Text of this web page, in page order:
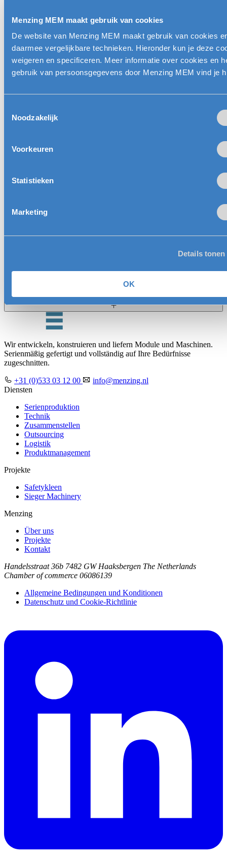
Menzing MEM maakt gebruik van cookies
De website van Menzing MEM maakt gebruik van cookies
daarmee vergelijkbare technieken. Hieronder kun je deze
weigeren en specificeren. Meer informatie over cookies en
gebruik van persoonsgegevens door Menzing MEM vind je
Noodzakelijk
Voorkeuren
Statistieken
Marketing
Details tonen
OK
FAQ
Häufig gestellte Fragen
Hier finden Sie Antworten auf die am häufigsten gestellten Fragen
zu unseren Dienstleistungen, Modulen und Maschinen. Ist Ihre
Ihnen gerne weiter!
In welchem Stadium kann ich in das Menzing-
Was meinen Sie mit "Ihre
Unterstützt Menzing nachhaltiges Design und
nachhaltige Produktion?
Wir entwickeln, konstruieren und liefern Module und Maschinen.
Serienmäßig gefertigt und vollständig auf Ihre Bedürfnisse
zugeschnitten.
+31 (0)533 03 12 00
info@menzing.nl
Diensten
Serienproduktion
Technik
Zusammenstellen
Outsourcing
Logistik
Produktmanagement
Projekte
Safetykleen
Sieger Machinery
Menzing
Über uns
Projekte
Kontakt
Handelsstraat 36b 7482 GW Haaksbergen The Netherlands
Chamber of commerce 06086139
Allgemeine Bedingungen und Konditionen
Datenschutz und Cookie-Richtlinie